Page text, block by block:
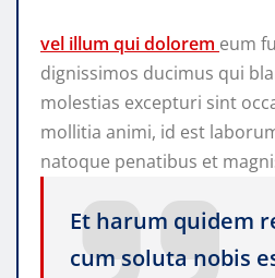
vel illum qui dolorem eum
dignissimos ducimus qui
molestias excepturi sint
mollitia animi, id est
natoque penatibus et
Et harum quidem
cum soluta nobis